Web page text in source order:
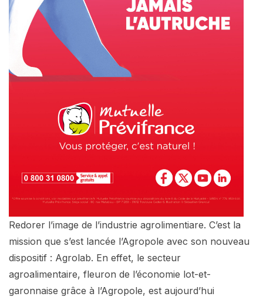
Redorer l’image de l’industrie agrolimentiare. C’est la
mission que s’est lancée l’Agropole avec son nouveau
dispositif : Agrolab. En effet, le secteur
agroalimentaire, fleuron de l’économie lot-et-
garonnaise grâce à l’Agropole, est aujourd’hui